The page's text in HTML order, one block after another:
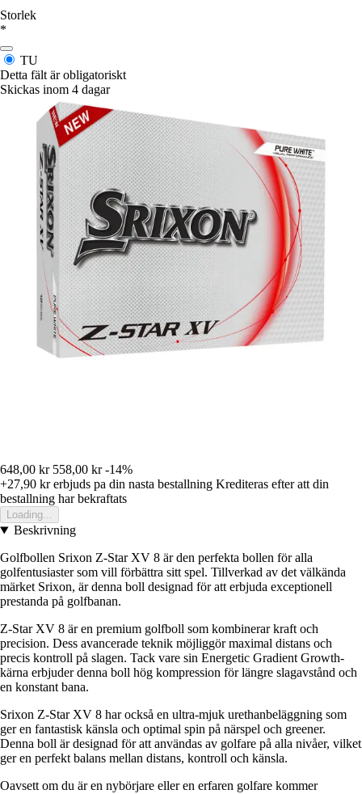
Storlek
*
TU
Detta fält är obligatoriskt
Skickas inom 4 dagar
648,00 kr 558,00 kr -14%
+27,90 krerbjuds pa din nasta bestallning Krediteras efter att din
bestallning har bekraftats
Loading...
Beskrivning
Golfbollen Srixon Z-Star XV 8 är den perfekta bollen för alla
golfentusiaster som vill förbättra sitt spel. Tillverkad av det välkända
märket Srixon, är denna boll designad för att erbjuda exceptionell
prestanda på golfbanan.
Z-Star XV 8 är en premium golfboll som kombinerar kraft och
precision. Dess avancerade teknik möjliggör maximal distans och
precis kontroll på slagen. Tack vare sin Energetic Gradient Growth-
kärna erbjuder denna boll hög kompression för längre slagavstånd och
en konstant bana.
Srixon Z-Star XV 8 har också en ultra-mjuk urethanbeläggning som
ger en fantastisk känsla och optimal spin på närspel och greener.
Denna boll är designad för att användas av golfare på alla nivåer, vilket
ger en perfekt balans mellan distans, kontroll och känsla.
Oavsett om du är en nybörjare eller en erfaren golfare kommer